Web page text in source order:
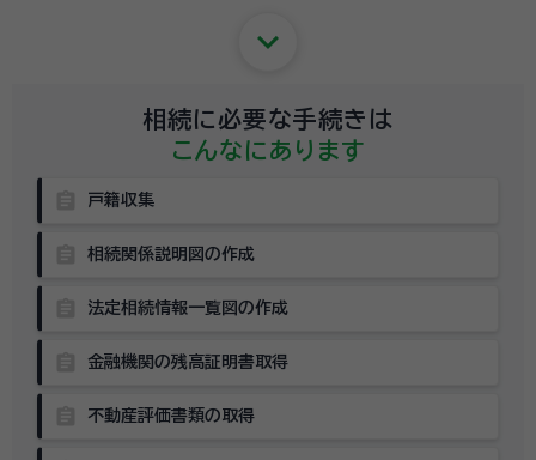
keyboard_arrow_down
相続に必要な手続きは
こんなにあります
戸籍収集
相続関係説明図の作成
法定相続情報一覧図の作成
金融機関の残高証明書取得
不動産評価書類の取得